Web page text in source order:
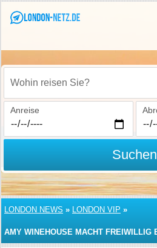
Wohin reisen Sie?
Anreise
Suchen
LONDON NEWS » LONDON VIP »
AMY WINEHOUSE MACHT FREIWILLIG